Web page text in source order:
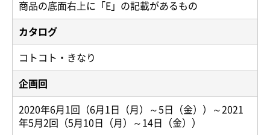
商品の底面右上に「E」の記載があるもの
カタログ
コトコト・きなり
企画回
2020年6月1回（6月1日（月）～5日（金））～2021
年5月2回（5月10日（月）～14日（金））